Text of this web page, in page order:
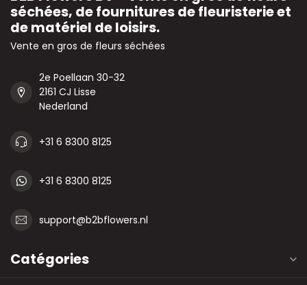
séchées, de fournitures de fleuristerie et
de matériel de loisirs.
Vente en gros de fleurs séchées
2e Poellaan 30-32
2161 CJ Lisse
Nederland
+31 6 8300 8125
+31 6 8300 8125
support@b2bflowers.nl
Catégories